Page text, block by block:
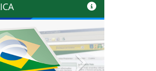
Next